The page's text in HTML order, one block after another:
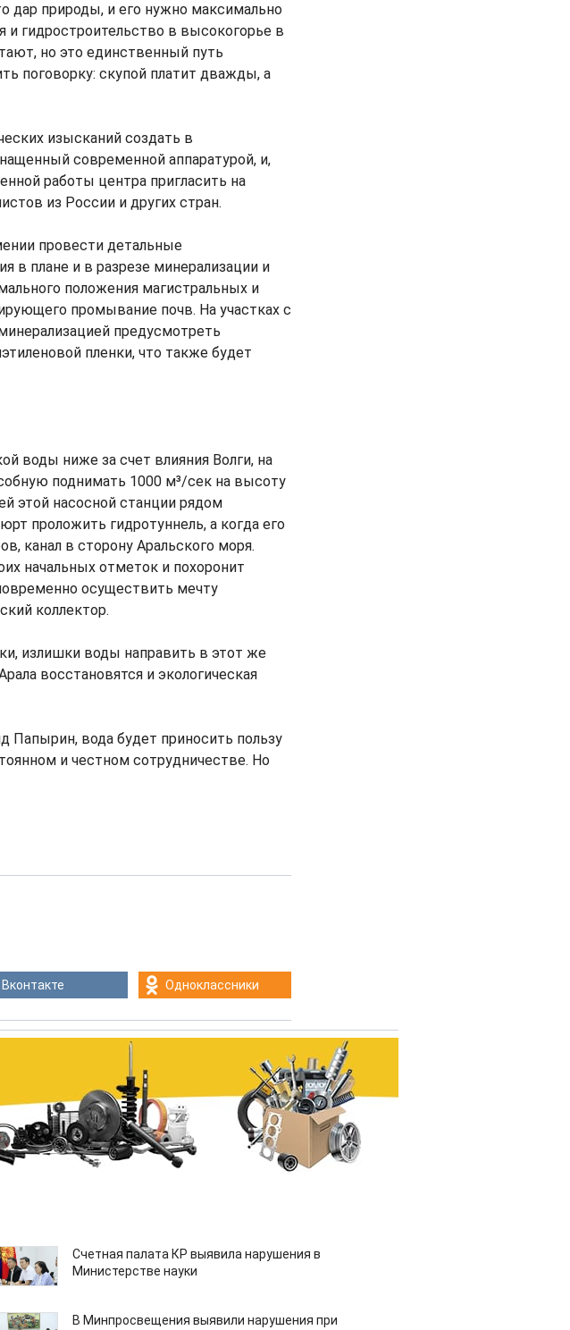
дар природы, и его нужно максимально
и гидростроительство в высокогорье в
но это единственный путь
поговорку: скупой платит дважды, а
изысканий создать в
современной аппаратурой, и,
работы центра пригласить на
из России и других стран.
провести детальные
в плане и в разрезе минерализации и
положения магистральных и
промывание почв. На участках с
предусмотреть
пленки, что также будет
воды ниже за счет влияния Волги, на
поднимать 1000 м³/сек на высоту
этой насосной станции рядом
проложить гидротуннель, а когда его
канал в сторону Аральского моря.
начальных отметок и похоронит
осуществить мечту
коллектор.
излишки воды направить в этот же
восстановятся и экологическая
вода будет приносить пользу
и честном сотрудничестве. Но
Вконтакте Одноклассники
Счетная палата КР выявила нарушения в
Министерстве науки
В Минпросвещения выявили нарушения при